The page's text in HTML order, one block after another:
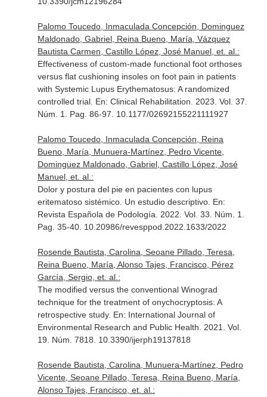
Palomo Toucedo, Inmaculada Concepción, Dominguez
Maldonado, Gabriel, Reina Bueno, María, Vázquez
Bautista Carmen, Castillo López, José Manuel, et. al.:
Effectiveness of custom-made functional foot orthoses
versus flat cushioning insoles on foot pain in patients
with Systemic Lupus Erythematosus: A randomized
controlled trial. En: Clinical Rehabilitation . 2023. Vol. 37.
Núm. 1. Pag. 86-97. 10.1177/02692155221111927
Palomo Toucedo, Inmaculada Concepción, Reina
Bueno, María, Munuera-Martínez, Pedro Vicente,
Dominguez Maldonado, Gabriel, Castillo López, José
Manuel, et. al.:
Dolor y postura del pie en pacientes con lupus
eritematoso sistémico. Un estudio descriptivo. En:
Revista Española de Podología . 2022. Vol. 33. Núm. 1.
Pag. 35-40. 10.20986/revesppod.2022.1633/2022
Rosende Bautista, Carolina, Seoane Pillado, Teresa,
Reina Bueno, María, Alonso Tajes, Francisco, Pérez
García, Sergio, et. al.:
The modified versus the conventional Winograd
technique for the treatment of onychocryptosis: A
retrospective study. En: International Journal of
Environmental Research and Public Health . 2021. Vol.
19. Núm. 7818. 10.3390/ijerph19137818
Rosende Bautista, Carolina, Munuera-Martínez, Pedro
Vicente, Seoane Pillado, Teresa, Reina Bueno, María,
Alonso Tajes, Francisco, et. al.: